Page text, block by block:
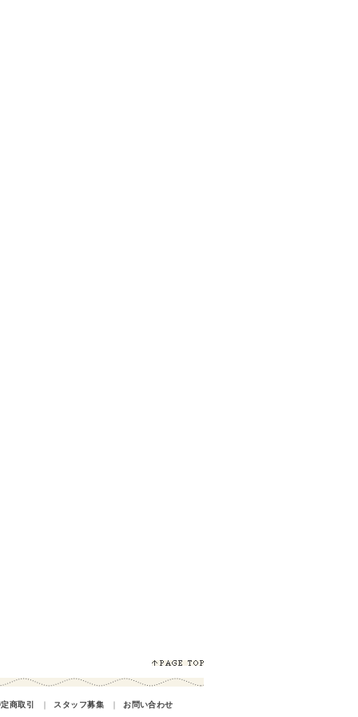
商取引 ｜ スタッフ募集 ｜ お問い合わせ